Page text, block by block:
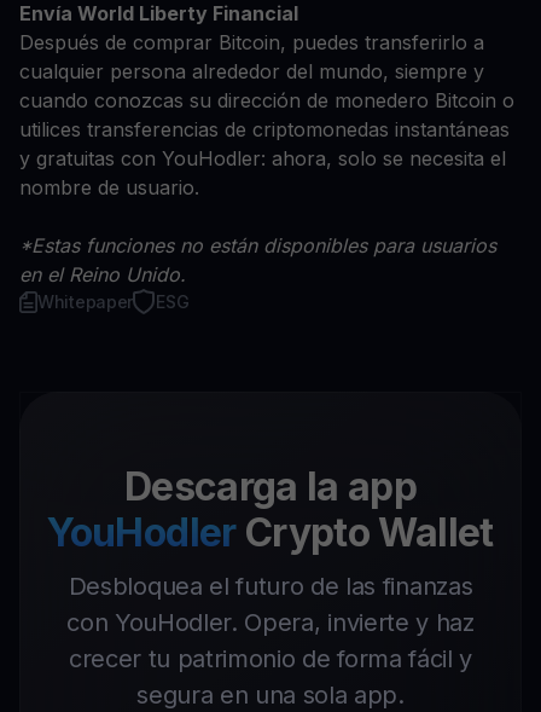
Envía World Liberty Financial
Después de comprar Bitcoin, puedes transferirlo a
cualquier persona alrededor del mundo, siempre y
cuando conozcas su dirección de monedero Bitcoin o
utilices transferencias de criptomonedas instantáneas
y gratuitas con YouHodler: ahora, solo se necesita el
nombre de usuario.
*Estas funciones no están disponibles para usuarios
en el Reino Unido.
Whitepaper ESG
Descarga la app
YouHodler Crypto Wallet
Desbloquea el futuro de las finanzas
con YouHodler. Opera, invierte y haz
crecer tu patrimonio de forma fácil y
segura en una sola app.